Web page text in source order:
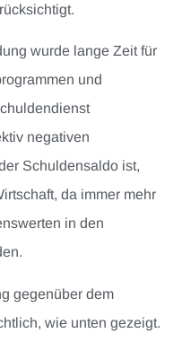
wurde lange Zeit für
und
negativen
Schuldensaldo ist,
da immer mehr
in den
gegenüber dem
wie unten gezeigt.